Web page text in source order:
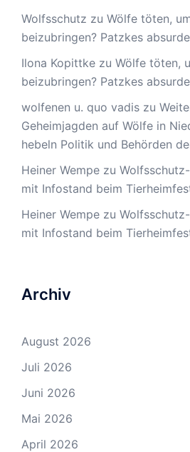
Wolfsschutz zu Wölfe töten,
beizubringen? Patzkes
Ilona Kopittke zu Wölfe töten,
beizubringen? Patzkes
wolfenen u. quo vadis zu
Geheimjagden auf Wölfe in
hebeln Politik und Behörden
Heiner Wempe zu
mit Infostand beim
Heiner Wempe zu
mit Infostand beim
Archiv
August 2026
Juli 2026
Juni 2026
Mai 2026
April 2026